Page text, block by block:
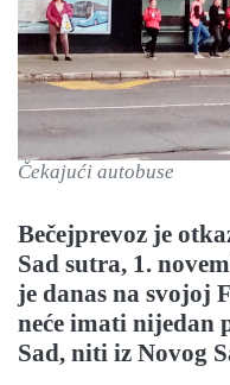
Čekajući autobuse
Bečejprevoz je
Sad sutra, 1.
je danas na svojoj
neće imati nijedan
Sad, niti iz Novog